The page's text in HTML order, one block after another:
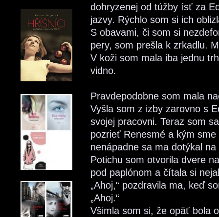
dohryzenej od túžby ísť za
jazvy. Rýchlo som si ich
S obavami, či som si
pery, som prešla k zrkadlu.
V koži som mala iba jednu
vidno.
Pravdepodobne som mala
Vyšla som z izby zarovno s
svojej pracovni. Teraz som
pozrieť Renesmé a kým
nenápadne sa ma dotýkal
Potichu som otvorila dvere
pod paplónom a čítala si
„Ahoj,“ pozdravila ma, keď
„Ahoj.“
Všimla som si, že opäť bola